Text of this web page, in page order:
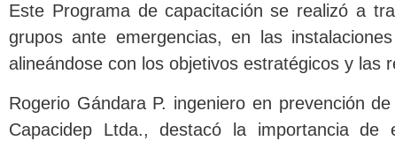
Este Programa de capacitación se realizó a
grupos ante emergencias, en las
alineándose con los objetivos estratégicos y las
Rogerio Gándara P. ingeniero en prevención
Capacidep Ltda., destacó la importancia